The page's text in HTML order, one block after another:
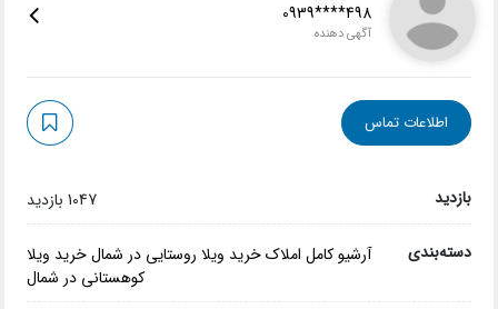
0939****498
آگهی دهنده
اطلاعات تماس
بازدید 1047 بازدید
دسته‌بندی آرشیو کامل املاک خرید ویلا روستایی در شمال خرید ویلا
کوهستانی در شمال